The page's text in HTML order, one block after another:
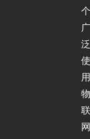
个
广
泛
使
用
物
联
网